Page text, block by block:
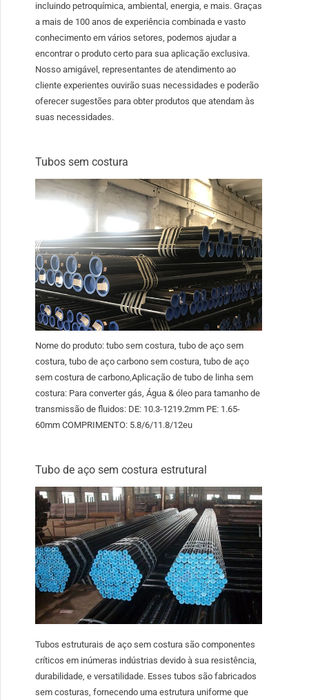
incluindo petroquímica, ambiental, energia, e mais. Graças
a mais de 100 anos de experiência combinada e vasto
conhecimento em vários setores, podemos ajudar a
encontrar o produto certo para sua aplicação exclusiva.
Nosso amigável, representantes de atendimento ao
cliente experientes ouvirão suas necessidades e poderão
oferecer sugestões para obter produtos que atendam às
suas necessidades.
Tubos sem costura
Nome do produto: tubo sem costura, tubo de aço sem
costura, tubo de aço carbono sem costura, tubo de aço
sem costura de carbono,Aplicação de tubo de linha sem
costura: Para converter gás, Água & óleo para tamanho de
transmissão de fluidos: DE: 10.3-1219.2mm PE: 1.65-
60mm COMPRIMENTO: 5.8/6/11.8/12eu
Tubo de aço sem costura estrutural
Tubos estruturais de aço sem costura são componentes
críticos em inúmeras indústrias devido à sua resistência,
durabilidade, e versatilidade. Esses tubos são fabricados
sem costuras, fornecendo uma estrutura uniforme que